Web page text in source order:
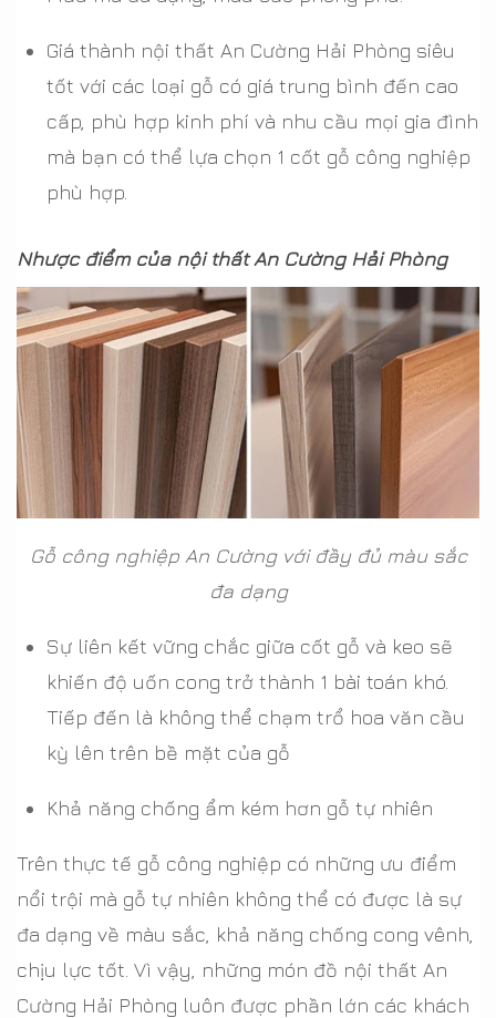
Giá thành nội thất An Cường Hải Phòng siêu
tốt với các loại gỗ có giá trung bình đến cao
cấp, phù hợp kinh phí và nhu cầu mọi gia đình
mà bạn có thể lựa chọn 1 cốt gỗ công nghiệp
phù hợp.
Nhược điểm của nội thất An Cường Hải Phòng
Gỗ công nghiệp An Cường với đầy đủ màu sắc
đa dạng
Sự liên kết vững chắc giữa cốt gỗ và keo sẽ
khiến độ uốn cong trở thành 1 bài toán khó.
Tiếp đến là không thể chạm trổ hoa văn cầu
kỳ lên trên bề mặt của gỗ
Khả năng chống ẩm kém hơn gỗ tự nhiên
Trên thực tế gỗ công nghiệp có những ưu điểm
nổi trội mà gỗ tự nhiên không thể có được là sự
đa dạng về màu sắc, khả năng chống cong vênh,
chịu lực tốt. Vì vậy, những món đồ nội thất An
Cường Hải Phòng luôn được phần lớn các khách